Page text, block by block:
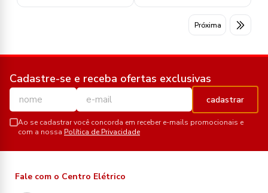
Próxima
Cadastre-se e receba ofertas exclusivas
cadastrar
Ao se cadastrar você concorda em receber e-mails promocionais e
com a nossa Política de Privacidade
Fale com o Centro Elétrico